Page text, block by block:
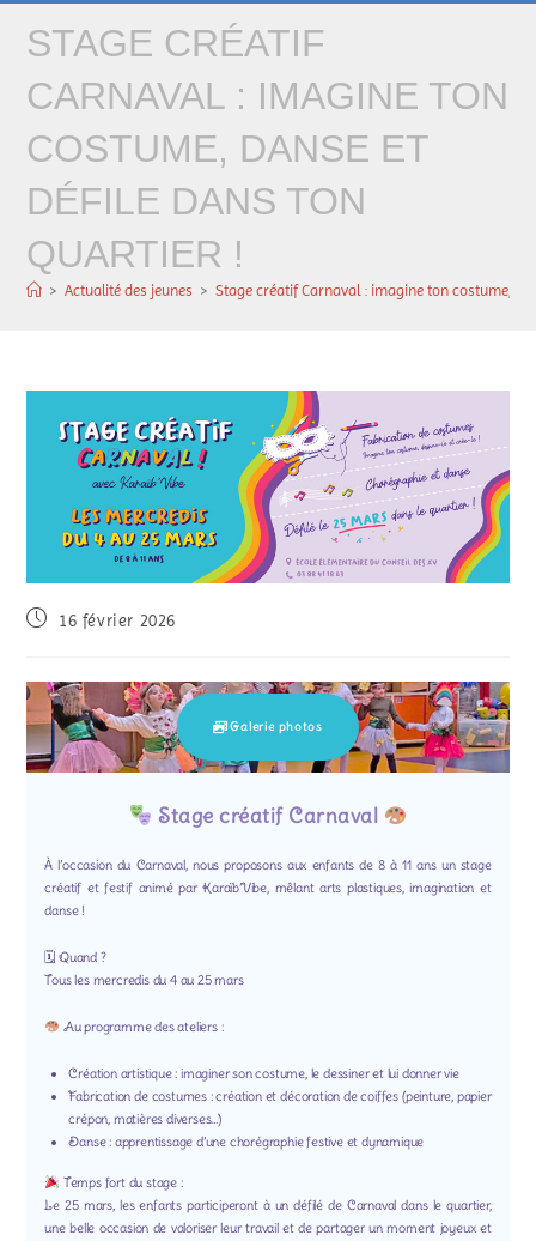
STAGE CRÉATIF
CARNAVAL : IMAGINE TON
COSTUME, DANSE ET
DÉFILE DANS TON
QUARTIER !
> Actualité des jeunes > Stage créatif Carnaval : imagine ton costume,
16 février 2026
Galerie photos
Stage créatif Carnaval
À l’occasion du Carnaval, nous proposons aux enfants de 8 à 11 ans un stage
créatif et festif animé par Karaïb’Vibe, mêlant arts plastiques, imagination et
danse !
🗓 Quand ?
Tous les mercredis du 4 au 25 mars
Au programme des ateliers :
Création artistique : imaginer son costume, le dessiner et lui donner vie
Fabrication de costumes : création et décoration de coiffes (peinture, papier
crépon, matières diverses…)
Danse : apprentissage d’une chorégraphie festive et dynamique
Temps fort du stage :
Le 25 mars, les enfants participeront à un défilé de Carnaval dans le quartier,
une belle occasion de valoriser leur travail et de partager un moment joyeux et